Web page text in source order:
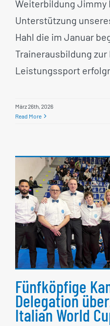
Weiterbildung Jimmy
Unterstützung
Hahl die im Januar
Trainerausbildung
Leistungssport
März 26th, 2026
Read More
Fünfköpfige
Delegation
Italian
Fünfköpfige
Delegation
Italian World